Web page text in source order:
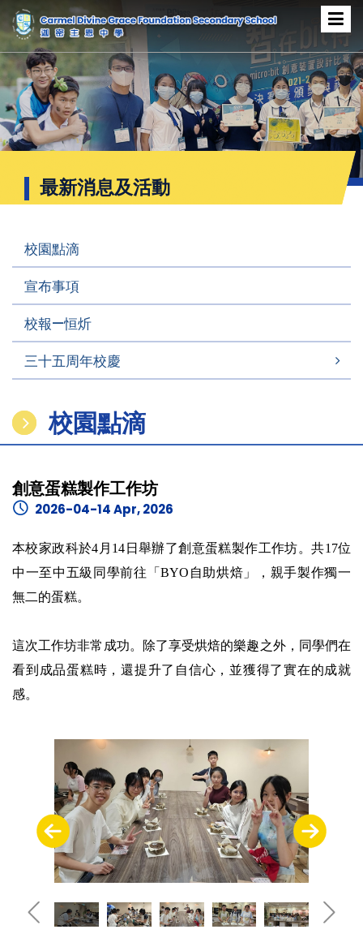
最新消息及活動
校園點滴
宣布事項
校報—恒炘
三十五周年校慶
校園點滴
創意蛋糕製作工作坊
2026-04-14 Apr, 2026
本校家政科於4月14日舉辦了創意蛋糕製作工作坊。共17位
中一至中五級同學前往「BYO自助烘焙」，親手製作獨一
無二的蛋糕。
這次工作坊非常成功。除了享受烘焙的樂趣之外，同學們在
看到成品蛋糕時，還提升了自信心，並獲得了實在的成就
感。